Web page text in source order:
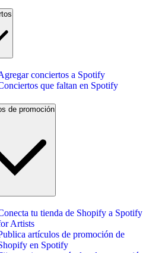
conciertos a Spotify
que faltan en Spotify
de promoción
tu tienda de Shopify a Spotify
Artists
artículos de promoción de
en Spotify